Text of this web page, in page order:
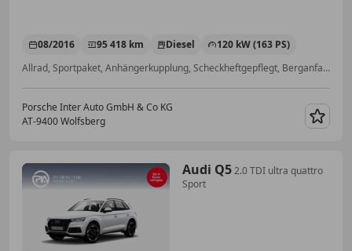
08/2016 95 418 km Diesel
120 kW (163 PS)
Allrad, Sportpaket, Anhängerkupplung, Scheckheftgepflegt, Berganfahrassistent, Beifahrerairbag, Pannenkit, Sitzheizung
Porsche Inter Auto GmbH & Co KG
AT-9400 Wolfsberg
Audi Q52.0 TDI ultra quattro
Sport